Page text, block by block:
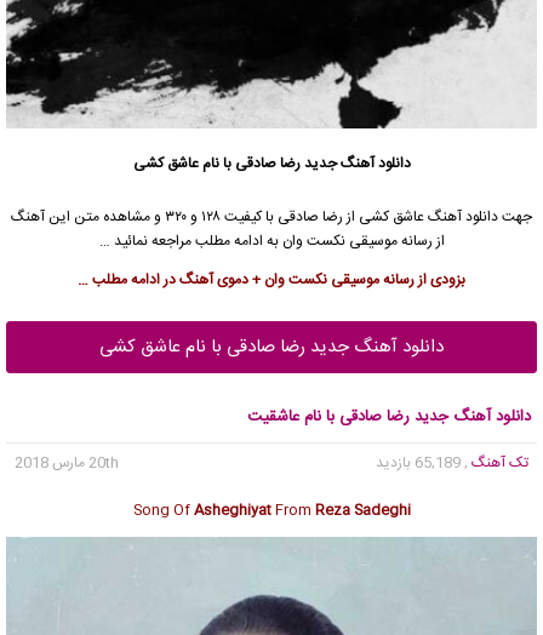
دانلود آهنگ جدیدرضا صادقی با نام عاشق کشی
جهت دانلود آهنگ عاشق کشی از رضا صادقی
با کیفیت ۱۲۸ و ۳۲۰ و مشاهده متن این آهنگ
از رسانه موسیقی نکست وان به ادامه مطلب مراجعه نمائید …
بزودی از رسانه موسیقی نکست وان + دموی آهنگ در ادامه مطلب …
دانلود آهنگ جدید رضا صادقی با نام عاشق کشی
دانلود آهنگ جدید رضا صادقی با نام عاشقیت
تک آهنگ , 65,189 بازدید
20th مارس 2018
Song OfAsheghiyatFrom Reza Sadeghi